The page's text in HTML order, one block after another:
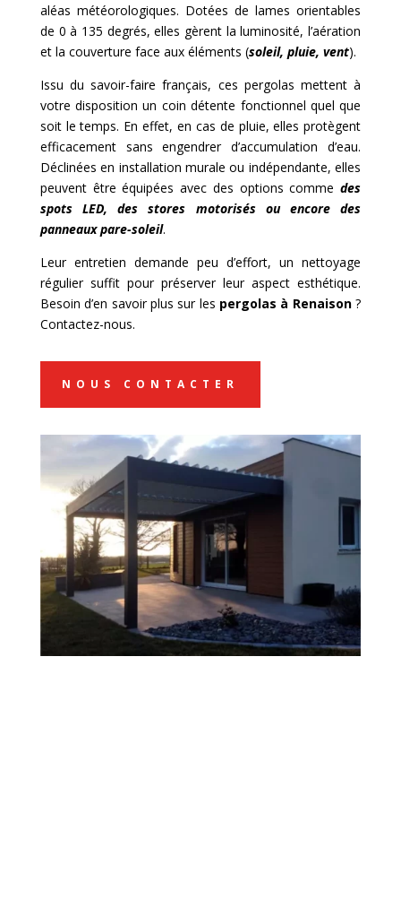
aléas météorologiques. Dotées de lames orientables
de 0 à 135 degrés, elles gèrent la luminosité, l’aération
et la couverture face aux éléments (soleil, pluie, vent).
Issu du savoir-faire français, ces pergolas mettent à
votre disposition un coin détente fonctionnel quel que
soit le temps. En effet, en cas de pluie, elles protègent
efficacement sans engendrer d’accumulation d’eau.
Déclinées en installation murale ou indépendante, elles
peuvent être équipées avec des options commedes
spots LED, des stores motorisés ou encore des
panneaux pare-soleil.
Leur entretien demande peu d’effort, un nettoyage
régulier suffit pour préserver leur aspect esthétique.
Besoin d’en savoir plus sur les pergolas à Renaison?
Contactez-nous.
NOUS CONTACTER